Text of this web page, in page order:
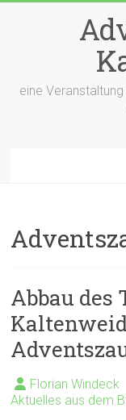
eine
Abbau des
Florian Windeck
Aktuelles aus dem